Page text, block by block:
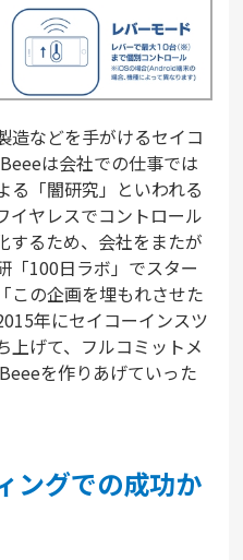
造などを手がけるセイコ
は会社での仕事では
る「闇研究」といわれる
イヤレスでコントロール
するため、会社をまたが
「100日ラボ」でスター
この企画を埋もれさせた
年にセイコーインスツ
上げて、フルコミットメ
を作りあげていった
ングでの成功か